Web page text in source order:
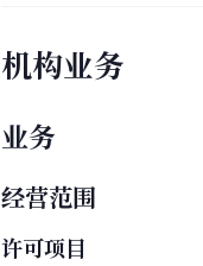
机构业务
业务
经营范围
许可项目